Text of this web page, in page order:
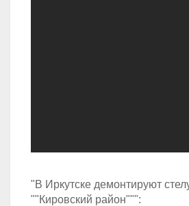
"В Иркутске демонтируют
""Кировский район""":